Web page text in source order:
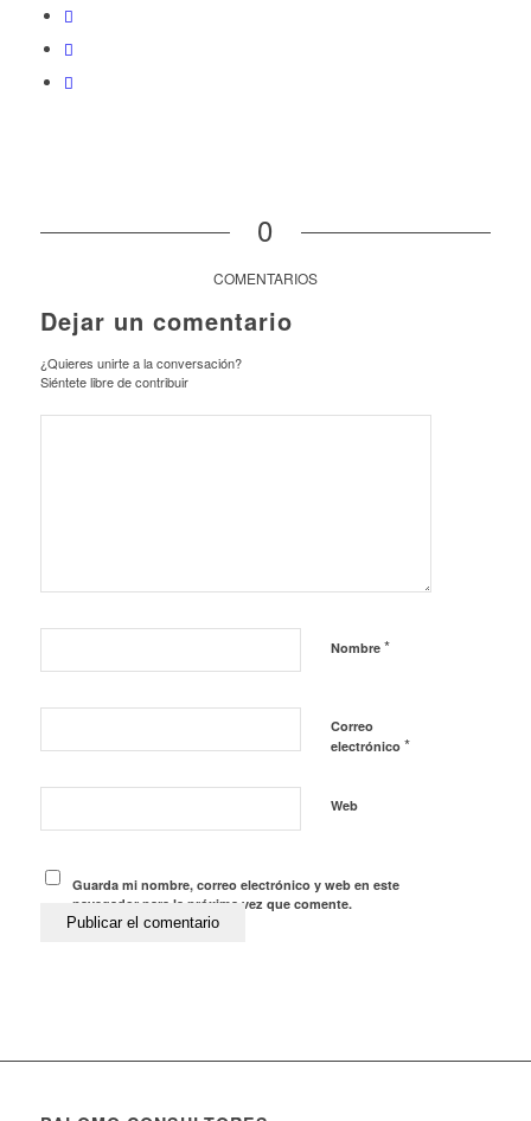
0
COMENTARIOS
Dejar un comentario
¿Quieres unirte a la conversación?
Siéntete libre de contribuir
Nombre *
Correo
electrónico *
Web
Guarda mi nombre, correo electrónico y web en este
navegador para la próxima vez que comente.